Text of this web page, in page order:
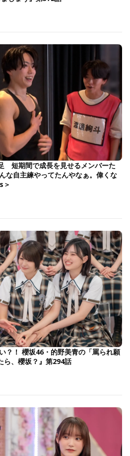
短期間で成長を見せるメンバーた
な自主練やってたんやなぁ。偉くな
＞
？！ 櫻坂46・的野美青の「罵られ願
、櫻坂？』第294話